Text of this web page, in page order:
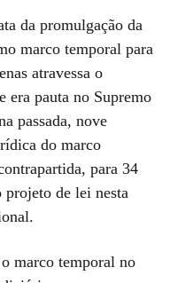
da promulgação da
marco temporal para
atravessa o
era pauta no Supremo
passada, nove
do marco
para 34
projeto de lei nesta
marco temporal no